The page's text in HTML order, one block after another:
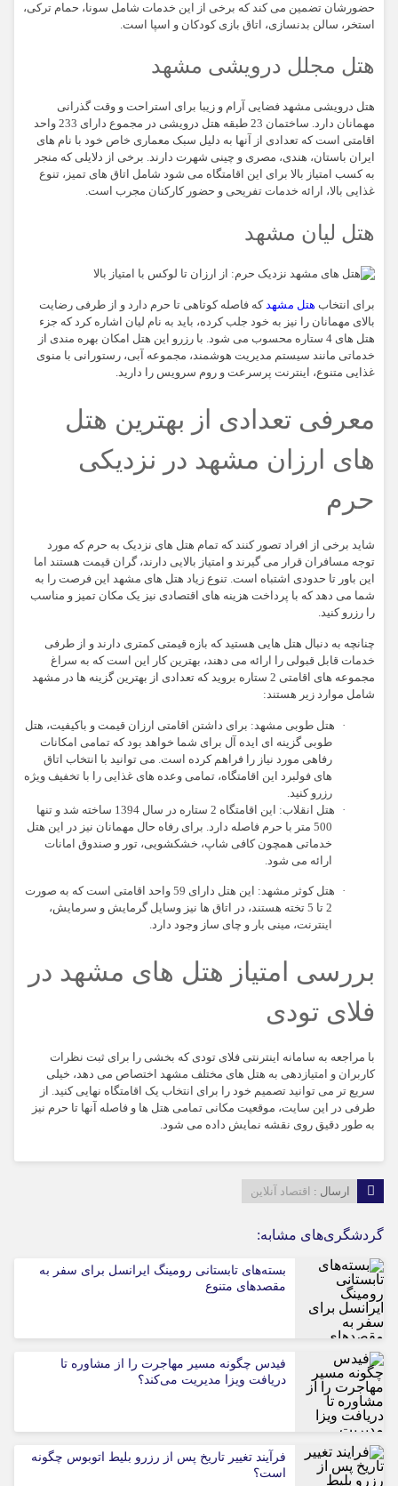
حضورشان تضمین می کند که برخی از این خدمات شامل سونا، حمام ترکی،
استخر، سالن بدنسازی، اتاق بازی کودکان و اسپا است.
هتل مجلل درویشی مشهد
هتل درویشی مشهد فضایی آرام و زیبا برای استراحت و وقت گذرانی
مهمانان دارد. ساختمان 23 طبقه هتل درویشی در مجموع دارای 233 واحد
اقامتی است که تعدادی از آنها به دلیل سبک معماری خاص خود با نام های
ایران باستان، هندی، مصری و چینی شهرت دارند. برخی از دلایلی که منجر
به کسب امتیاز بالا برای این اقامتگاه می شود شامل اتاق های تمیز، تنوع
غذایی بالا، ارائه خدمات تفریحی و حضور کارکنان مجرب است.
هتل لیان مشهد
برای انتخاب هتل مشهد که فاصله کوتاهی تا حرم دارد و از طرفی رضایت
بالای مهمانان را نیز به خود جلب کرده، باید به نام لیان اشاره کرد که جزء
هتل های 4 ستاره محسوب می شود. با رزرو این هتل امکان بهره مندی از
خدماتی مانند سیستم مدیریت هوشمند، مجموعه آبی، رستورانی با منوی
غذایی متنوع، اینترنت پرسرعت و روم سرویس را دارید.
معرفی تعدادی از بهترین هتل
های ارزان مشهد در نزدیکی
حرم
شاید برخی از افراد تصور کنند که تمام هتل های نزدیک به حرم که مورد
توجه مسافران قرار می گیرند و امتیاز بالایی دارند، گران قیمت هستند اما
این باور تا حدودی اشتباه است. تنوع زیاد هتل های مشهد این فرصت را به
شما می دهد که با پرداخت هزینه های اقتصادی نیز یک مکان تمیز و مناسب
را رزرو کنید.
چنانچه به دنبال هتل هایی هستید که بازه قیمتی کمتری دارند و از طرفی
خدمات قابل قبولی را ارائه می دهند، بهترین کار این است که به سراغ
مجموعه های اقامتی 2 ستاره بروید که تعدادی از بهترین گزینه ها در مشهد
شامل موارد زیر هستند:
· هتل طوبی مشهد: برای داشتن اقامتی ارزان قیمت و باکیفیت، هتل
طوبی گزینه ای ایده آل برای شما خواهد بود که تمامی امکانات
رفاهی مورد نیاز را فراهم کرده است. می توانید با انتخاب اتاق
های فولبرد این اقامتگاه، تمامی وعده های غذایی را با تخفیف ویژه
رزرو کنید.
·
هتل انقلاب:
این اقامتگاه 2 ستاره در سال 1394 ساخته شد و تنها
500 متر با حرم فاصله دارد. برای رفاه حال مهمانان نیز در این هتل
خدماتی همچون کافی شاپ، خشکشویی، تور و صندوق امانات
ارائه می شود.
· هتل کوثر مشهد:
این هتل دارای 59 واحد اقامتی است که به صورت
2 تا 5 تخته هستند، در اتاق ها نیز وسایل گرمایش و سرمایش،
اینترنت، مینی بار و چای ساز وجود دارد.
بررسی امتیاز هتل های مشهد در
فلای تودی
با مراجعه به سامانه اینترنتی فلای تودی که بخشی را برای ثبت نظرات
کاربران و امتیازدهی به هتل های مختلف مشهد اختصاص می دهد، خیلی
سریع تر می توانید تصمیم خود را برای انتخاب یک اقامتگاه نهایی کنید. از
طرفی در این سایت، موقعیت مکانی تمامی هتل ها و فاصله آنها تا حرم نیز
به طور دقیق روی نقشه نمایش داده می شود.
ارسال : اقتصاد آنلاین
گردشگری‌های مشابه:
بسته‌های تابستانی رومینگ ایرانسل برای سفر به
مقصدهای متنوع
فیدس چگونه مسیر مهاجرت را از مشاوره تا
دریافت ویزا مدیریت می‌کند؟
فرآیند تغییر تاریخ پس از رزرو بلیط اتوبوس چگونه
است؟